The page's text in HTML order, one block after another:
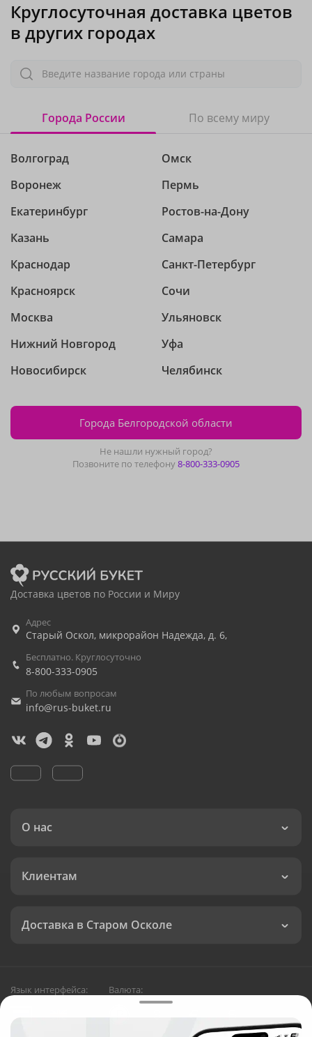
Круглосуточная доставка цветов
в других городах
Введите название города или страны
Города России По всему миру
Волгоград
Воронеж
Екатеринбург
Казань
Краснодар
Красноярск
Москва
Нижний Новгород
Новосибирск
Омск
Пермь
Ростов-на-Дону
Самара
Санкт-Петербург
Сочи
Ульяновск
Уфа
Челябинск
Города Белгородской области
Не нашли нужный город?
Позвоните по телефону8-800-333-0905
Доставка цветов по России и Миру
Адрес
Старый Оскол, микрорайон Надежда, д. 6,
Бесплатно. Круглосуточно
8-800-333-0905
По любым вопросам
info@rus-buket.ru
О нас
Клиентам
Доставка в Старом Осколе
Язык интерфейса: Валюта: